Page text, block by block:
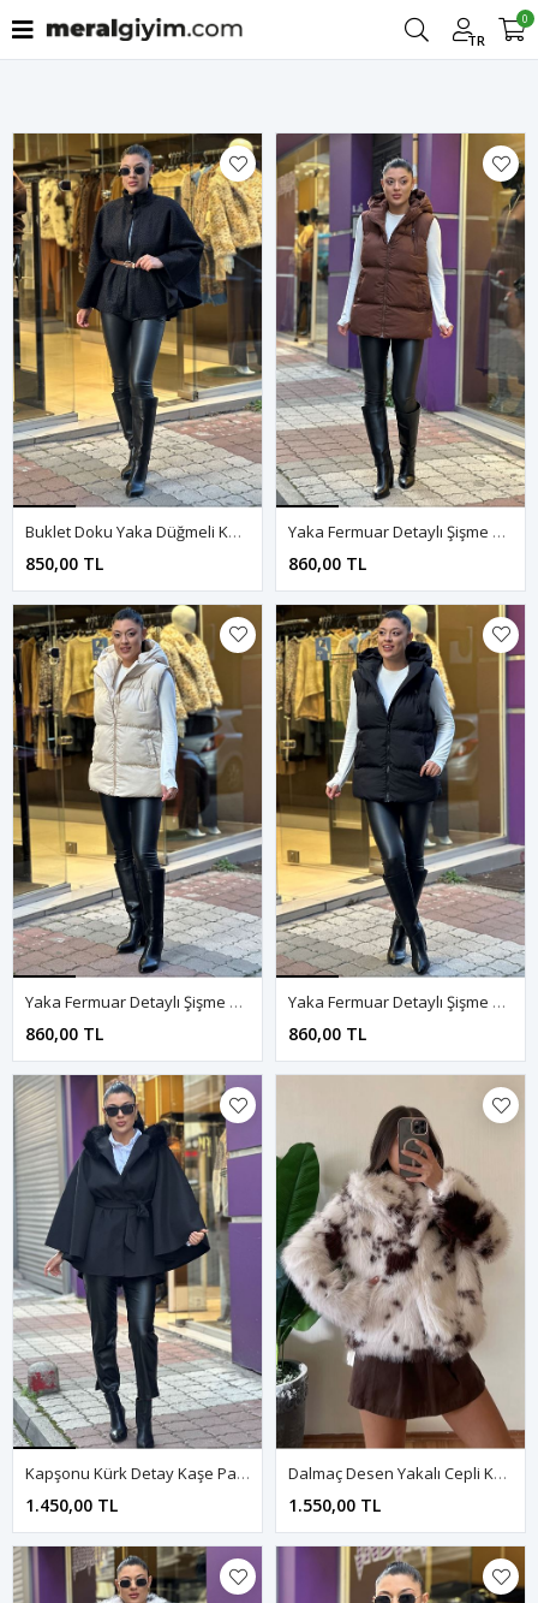
TR
0
Filtrele
Buklet Doku Yaka Düğmeli Kemerli Panço-Siyah
850,00 TL
Yaka Fermuar Detaylı Şişme Yelek-Kahve
860,00 TL
Yaka Fermuar Detaylı Şişme Yelek-Krem
860,00 TL
Yaka Fermuar Detaylı Şişme Yelek-Siyah
860,00 TL
Kapşonu Kürk Detay Kaşe Panço-Siyah
1.450,00 TL
Dalmaç Desen Yakalı Cepli Kürk Mont-Kahve
1.550,00 TL